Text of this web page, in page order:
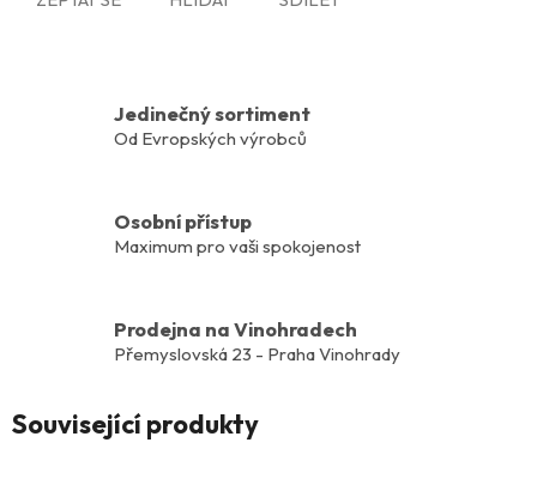
Jedinečný sortiment
Od Evropských výrobců
Osobní přístup
Maximum pro vaši spokojenost
Prodejna na Vinohradech
Přemyslovská 23 - Praha Vinohrady
Související produkty